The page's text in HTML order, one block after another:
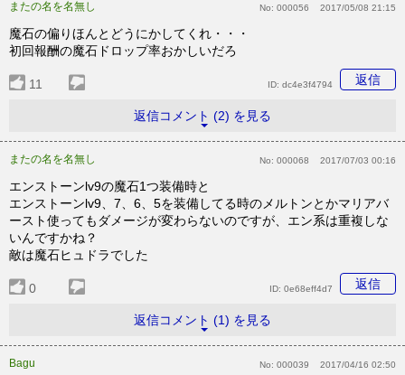
またの名を名無し No: 000056 2017/05/08 21:15
魔石の偏りほんとどうにかしてくれ・・・
初回報酬の魔石ドロップ率おかしいだろ
11 返信
ID: dc4e3f4794
返信コメント (2) を見る
またの名を名無し No: 000068 2017/07/03 00:16
エンストーンlv9の魔石1つ装備時と
エンストーンlv9、7、6、5を装備してる時のメルトンとかマリアバ
ースト使ってもダメージが変わらないのですが、エン系は重複しな
いんですかね？
敵は魔石ヒュドラでした
0 返信
ID: 0e68eff4d7
返信コメント (1) を見る
Bagu No: 000039 2017/04/16 02:50